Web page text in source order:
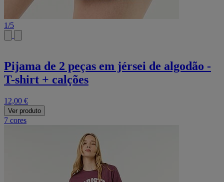
1/5
Pijama de 2 peças em jérsei de algodão -
T-shirt + calções
12,00 €
Ver produto
7 cores